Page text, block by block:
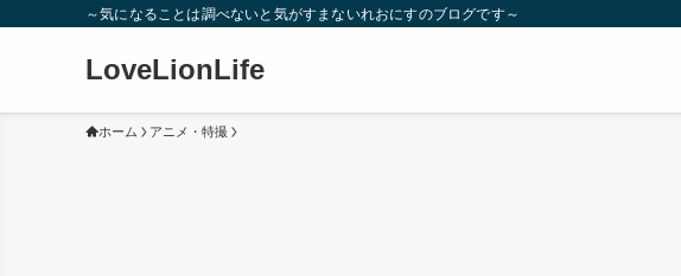
～気になることは調べないと気がすまないれおにすのブログです～
LoveLionLife
ホーム アニメ・特撮